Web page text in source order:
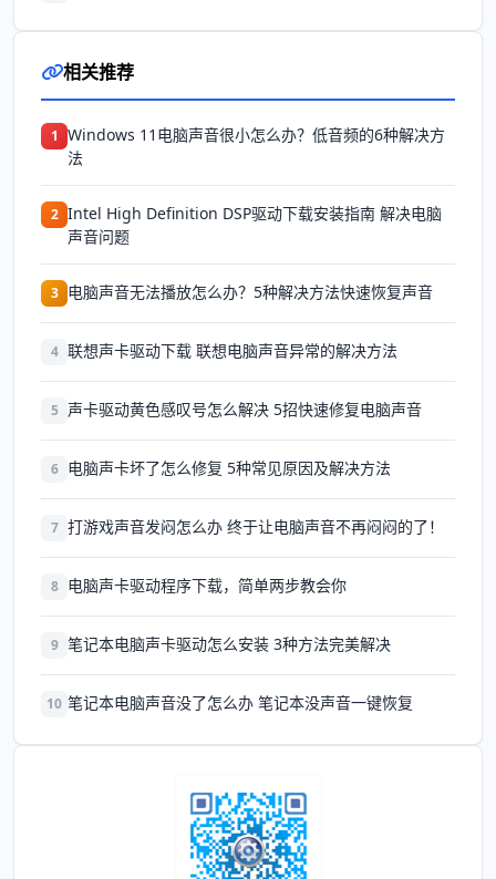
相关推荐
1 Windows 11电脑声音很小怎么办？低音频的6种解决方
法
2 Intel High Definition DSP驱动下载安装指南 解决电脑
声音问题
3 电脑声音无法播放怎么办？5种解决方法快速恢复声音
4 联想声卡驱动下载 联想电脑声音异常的解决方法
5 声卡驱动黄色感叹号怎么解决 5招快速修复电脑声音
6 电脑声卡坏了怎么修复 5种常见原因及解决方法
7 打游戏声音发闷怎么办 终于让电脑声音不再闷闷的了！
8 电脑声卡驱动程序下载，简单两步教会你
9 笔记本电脑声卡驱动怎么安装 3种方法完美解决
10 笔记本电脑声音没了怎么办 笔记本没声音一键恢复